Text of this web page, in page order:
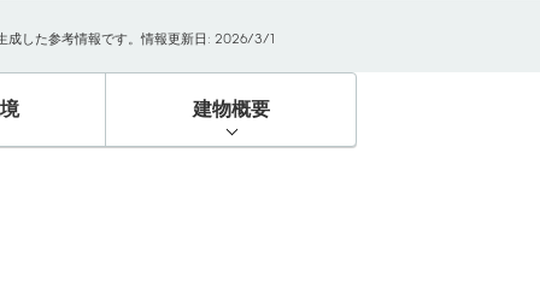
成した参考情報です。情報更新日: 2026/3/1
建物概要